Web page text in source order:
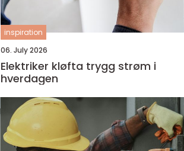
inspiration
06. July 2026
Elektriker kløfta trygg strøm i
hverdagen